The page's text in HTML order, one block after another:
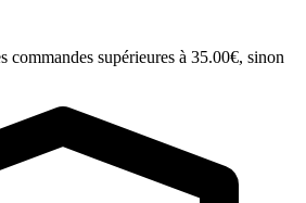
commandes supérieures à 35.00€, sinon